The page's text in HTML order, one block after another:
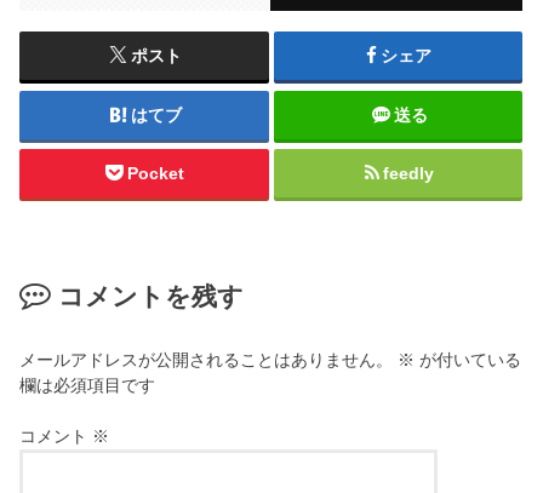
ポスト シェア
はてブ 送る
Pocket feedly
コメントを残す
メールアドレスが公開されることはありません。 ※ が付いている
欄は必須項目です
コメント ※